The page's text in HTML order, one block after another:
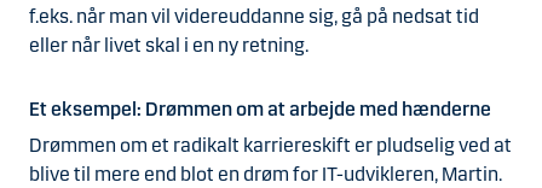
f.eks. når man vil videreuddanne sig, gå på nedsat tid
eller når livet skal i en ny retning.
Et eksempel: Drømmen om at arbejde med hænderne
Drømmen om et radikalt karriereskift er pludselig ved at
blive til mere end blot en drøm for IT-udvikleren, Martin.